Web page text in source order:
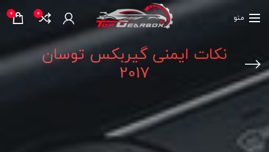
منو 0
0
نکات ایمنی گیربکس توسان
2017